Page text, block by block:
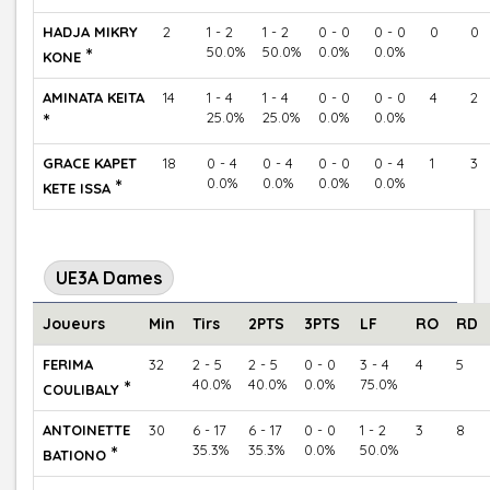
HADJA MIKRY
KONE *
2
1 - 2
50.0%
1 - 2
50.0%
0 - 0
0.0%
0 - 0
0.0%
0 0
AMINATA KEITA
*
14
1 - 4
25.0%
1 - 4
25.0%
0 - 0
0.0%
0 - 0
0.0%
4 2
GRACE KAPET
KETE ISSA *
18
0 - 4
0.0%
0 - 4
0.0%
0 - 0
0.0%
0 - 4
0.0%
1 3
UE3A Dames
Joueurs Min Tirs 2PTS 3PTS LF RO RD
FERIMA
COULIBALY *
32
2 - 5
40.0%
2 - 5
40.0%
0 - 0
0.0%
3 - 4
75.0%
4 5
ANTOINETTE
BATIONO *
30
6 - 17
35.3%
6 - 17
35.3%
0 - 0
0.0%
1 - 2
50.0%
3 8